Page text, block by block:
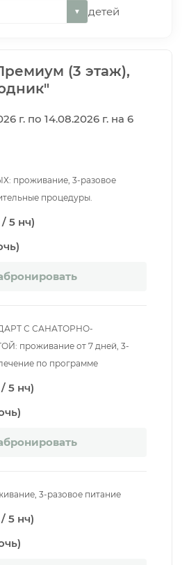
▼ детей
(3 этаж),
г. по 14.08.2026 г. на 6
3-разовое
процедуры.
5 нч)
С САНАТОРНО-
проживание от 7 дней, 3-
по программе
5 нч)
3-разовое питание
5 нч)